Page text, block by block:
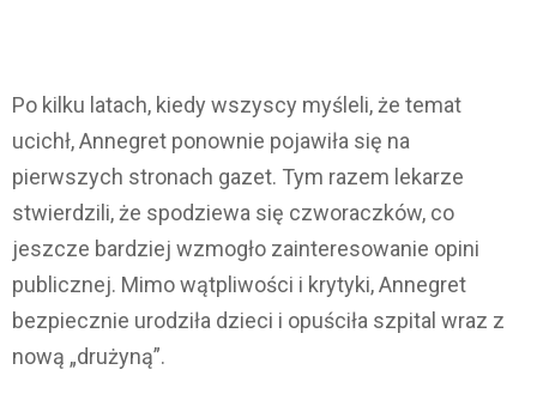
Po kilku latach, kiedy wszyscy myśleli, że temat
ucichł, Annegret ponownie pojawiła się na
pierwszych stronach gazet. Tym razem lekarze
stwierdzili, że spodziewa się czworaczków, co
jeszcze bardziej wzmogło zainteresowanie opini
publicznej. Mimo wątpliwości i krytyki, Annegret
bezpiecznie urodziła dzieci i opuściła szpital wraz z
nową „drużyną”.